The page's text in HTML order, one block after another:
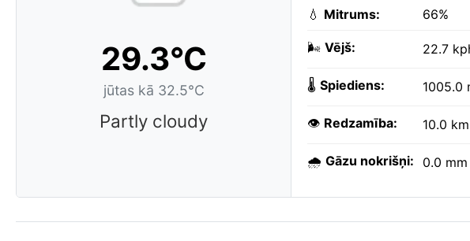
29.3°C
jūtas kā 32.5°C
Partly cloudy
💧 Mitrums: 66%
🌬️ Vējš: 22.7
🌡️ Spiediens: 1005.0
👁️ Redzamība: 10.0 km
🌧️ Gāzu nokrišņi: 0.0 mm